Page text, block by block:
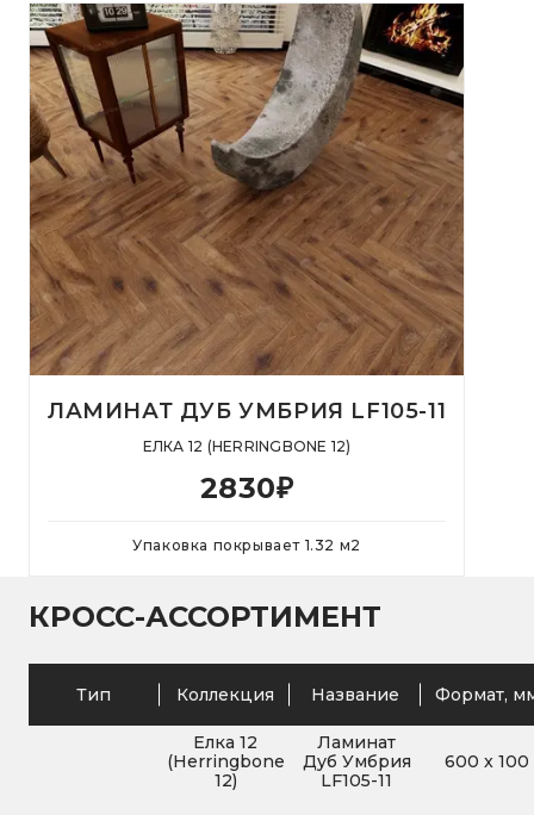
ЛАМИНАТ ДУБ УМБРИЯ LF105-11
ЕЛКА 12 (HERRINGBONE 12)
2830₽
Упаковка покрывает 1.32 м2
КРОСС-АССОРТИМЕНТ
Тип Коллекция Название Формат,
Елка 12
(Herringbone
12)
Ламинат
Дуб Умбрия
LF105-11
600 x100